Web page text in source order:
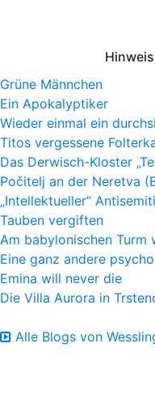
Grüne Männchen
Ein Apokalyptiker
Wieder einmal ein
Titos vergessene
Das Derwisch-Kloster
Počitelj an der Neretva
„Intellektueller“
Tauben vergiften
Am babylonischen Turm
Eine ganz andere
Emina will never die
Die Villa Aurora in
Alle Blogs von